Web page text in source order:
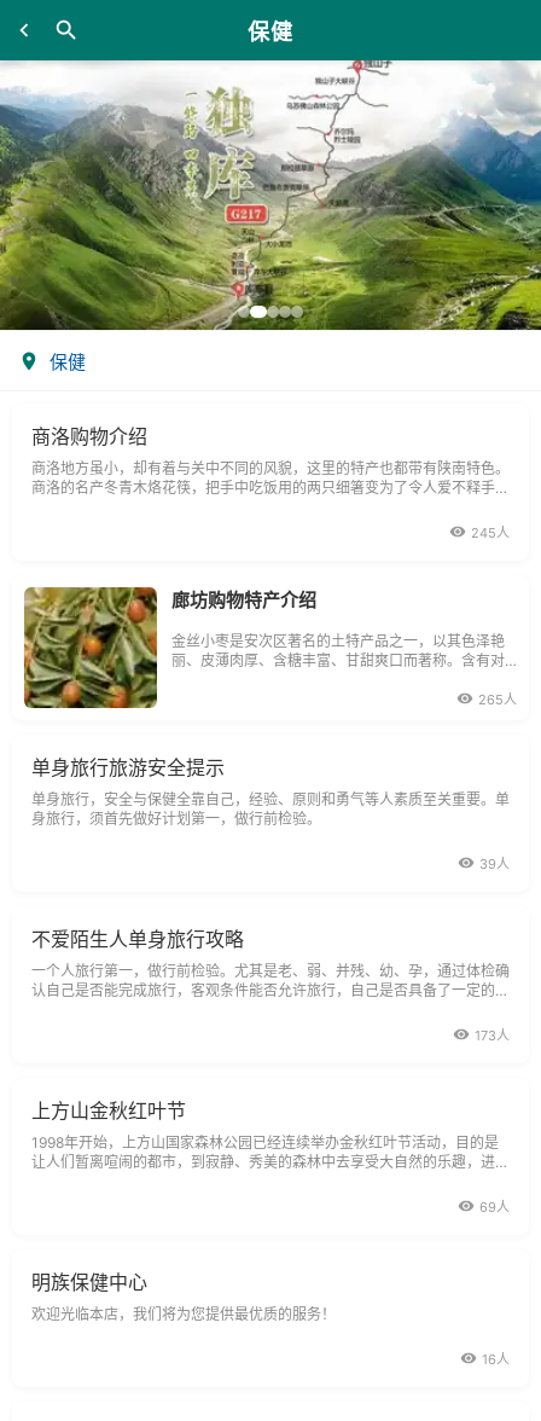
保健
保健
商洛购物介绍
商洛地方虽小，却有着与关中不同的风貌，这里的特产也都带有陕南特色。
商洛的名产冬青木烙花筷，把手中吃饭用的两只细箸变为了令人爱不释手的
245人
廊坊购物特产介绍
金丝小枣是安次区著名的土特产品之一，以其色泽艳
丽、皮薄肉厚、含糖丰富、甘甜爽口而著称。含有对
265人
单身旅行旅游安全提示
单身旅行，安全与保健全靠自己，经验、原则和勇气等人素质至关重要。单
身旅行，须首先做好计划第一，做行前检验。
39人
不爱陌生人单身旅行攻略
一个人旅行第一，做行前检验。尤其是老、弱、并残、幼、孕，通过体检确
认自己是否能完成旅行，客观条件能否允许旅行，自己是否具备了一定的保
173人
上方山金秋红叶节
1998年开始，上方山国家森林公园已经连续举办金秋红叶节活动，目的是
让人们暂离喧闹的都市，到寂静、秀美的森林中去享受大自然的乐趣，进而
69人
明族保健中心
欢迎光临本店，我们将为您提供最优质的服务！
16人